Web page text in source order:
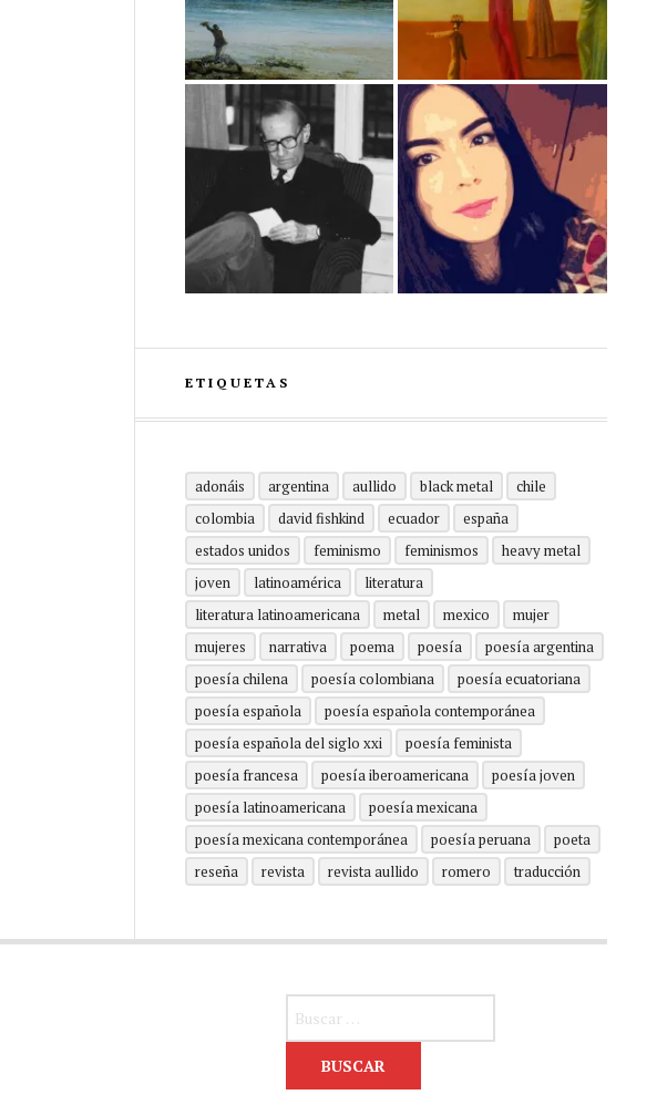
ETIQUETAS
adonáis argentina aullido black metal
chile
colombia
david fishkind ecuador
españa
estados unidos
feminismo feminismos
heavy metal
joven
latinoamérica
literatura
literatura latinoamericana
metal mexico
mujer
mujeres
narrativa poema poesía
poesía argentina
poesía chilena
poesía colombiana
poesía ecuatoriana
poesía española
poesía española contemporánea
poesía española del siglo xxi
poesía feminista
poesía francesa
poesía iberoamericana
poesía joven
poesía latinoamericana
poesía mexicana
poesía mexicana contemporánea
poesía peruana
poeta
reseña
revista revista aullido romero traducción